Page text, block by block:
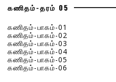
கணிதம்-தரம் 05
கணிதம்-பாகம்-01
கணிதம்-பாகம்-02
கணிதம்-பாகம்-03
கணிதம்-பாகம்-04
கணிதம்-பாகம்-05
கணிதம்-பாகம்-06